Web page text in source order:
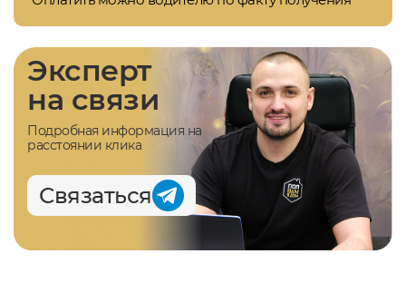
Эксперт
на связи
Подробная информация на
расстоянии клика
Связаться